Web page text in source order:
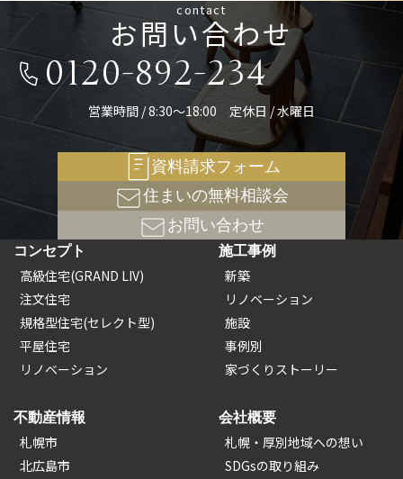
contact
お問い合わせ
0120-892-234
営業時間 / 8:30～18:00 定休日 / 水曜日
資料請求フォーム
住まいの無料相談会
お問い合わせ
コンセプト
高級住宅(GRAND LIV)
注文住宅
規格型住宅(セレクト型)
平屋住宅
リノベーション
施工事例
新築
リノベーション
施設
事例別
家づくりストーリー
不動産情報
札幌市
北広島市
会社概要
札幌・厚別地域への想い
SDGsの取り組み